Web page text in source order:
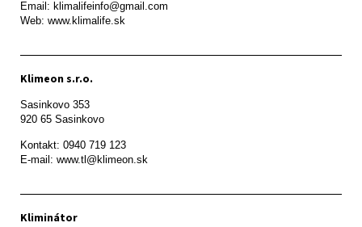
Email: klimalifeinfo@gmail.com
Web: www.klimalife.sk
Klimeon s.r.o.
Sasinkovo 353
920 65 Sasinkovo
Kontakt: 0940 719 123
E-mail: www.tl@klimeon.sk
Kliminátor